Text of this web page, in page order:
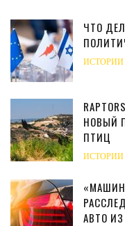
ЧТО
ИСТОРИИ
НОВЫЙ
ПТИЦ
ИСТОРИИ
АВТО